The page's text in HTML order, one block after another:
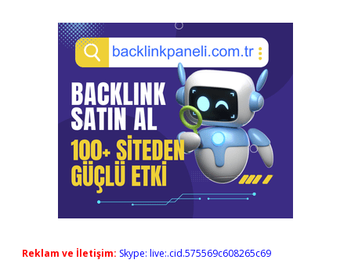
Reklam ve İletişim: Skype: live:.cid.575569c608265c69